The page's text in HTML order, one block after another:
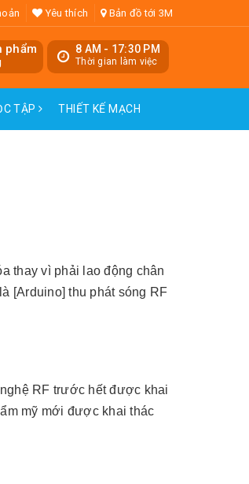
Yêu thích Bản đồ tới 3M
8 AM - 17:30 PM
Thời gian làm việc
phẩm
TẬP THIẾT KẾ MẠCH
thay vì phải lao động chân
[Arduino] thu phát sóng RF
RF trước hết được khai
mỹ mới được khai thác